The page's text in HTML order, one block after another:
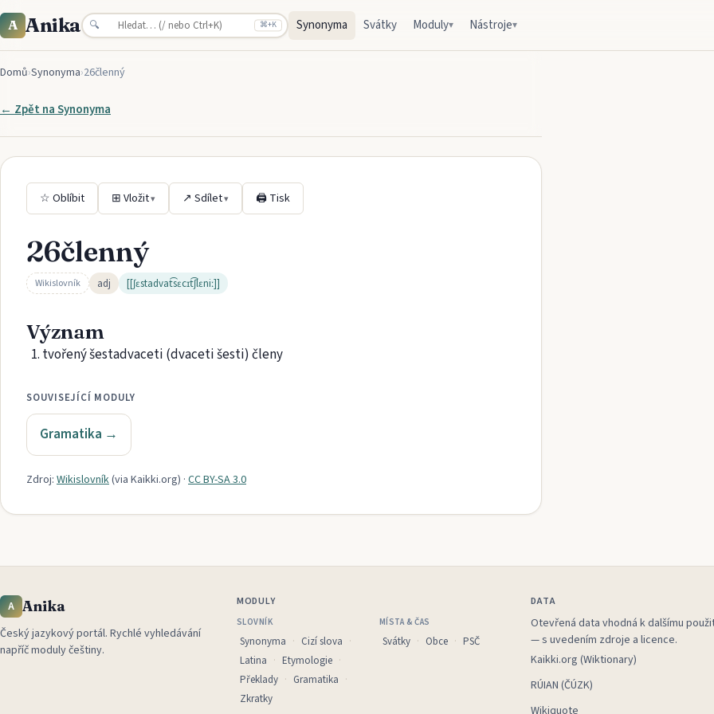
A Anika 🔍 ⌘+K Synonyma Svátky Moduly▾ Nástroje▾
Domů›Synonyma›26členný
← Zpět naSynonyma
☆ Oblíbit ⊞ Vložit▾ ↗ Sdílet▾ 🖨 Tisk
26členný
Wikislovník adj [[ʃɛstadvat͡sɛcɪt͡ʃlɛniː]]
Význam
tvořený šestadvaceti (dvaceti šesti) členy
SOUVISEJÍCÍ MODULY
Gramatika →
Zdroj: Wikislovník(via Kaikki.org) · CC BY-SA 3.0
A Anika
Český jazykový portál. Rychlé vyhledávání
napříč moduly češtiny.
MODULY
SLOVNÍK
Synonyma
Cizí slova
Latina
Etymologie
Překlady
Gramatika
Zkratky
MÍSTA & ČAS
Svátky Obce PSČ
DATA
Otevřená data vhodná k dalšímu
— s uvedením zdroje a licence.
Kaikki.org (Wiktionary)
RÚIAN (ČÚZK)
Wikiquote